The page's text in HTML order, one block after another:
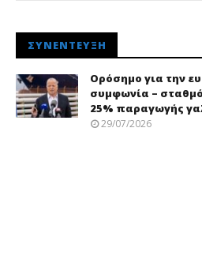
ΣΥΝΈΝΤΕΥΞΗ
Ορόσημο για την
συμφωνία –
25% παραγωγής
29/07/2026